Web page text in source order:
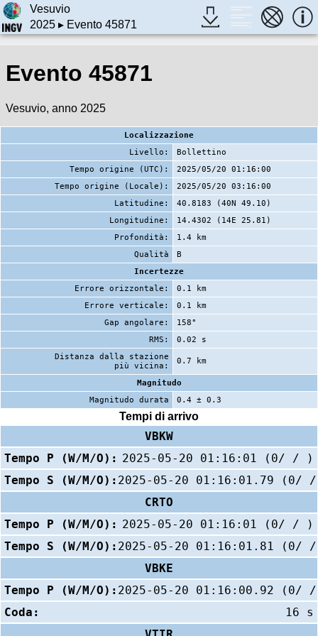
Vesuvio
2025▸ Evento 45871
Evento 45871
Vesuvio, anno 2025
Localizzazione
Livello:
Bollettino
Tempo origine (UTC):
2025/05/20 01:16:00
Tempo origine (Locale):
2025/05/20 03:16:00
Latitudine:
40.8183 (40N 49.10)
Longitudine:
14.4302 (14E 25.81)
Profondità:
1.4 km
Qualità
B
Incertezze
Errore orizzontale:
0.1 km
Errore verticale:
0.1 km
Gap angolare:
158°
RMS:
0.02 s
Distanza dalla stazione
più vicina:
0.7 km
Magnitudo
Magnitudo durata
0.4 ± 0.3
Tempi di arrivo
VBKW
Tempo P (W/M/O): 2025-05-20 01:16:01 (0/ / )
Tempo S (W/M/O): 2025-05-20 01:16:01.79 (0/
CRTO
Tempo P (W/M/O): 2025-05-20 01:16:01 (0/ / )
Tempo S (W/M/O): 2025-05-20 01:16:01.81 (0/
VBKE
Tempo P (W/M/O): 2025-05-20 01:16:00.92 (0/
Coda:
16 s